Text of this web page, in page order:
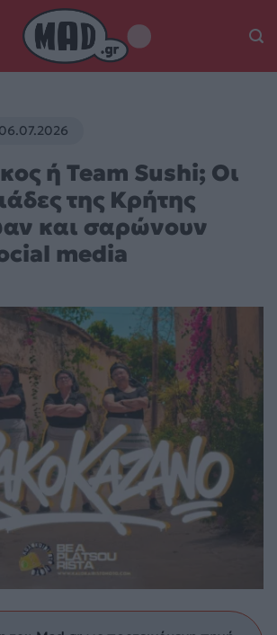
06.07.2026
ή Team Sushi; Οι
της Κρήτης
και σαρώνουν
media